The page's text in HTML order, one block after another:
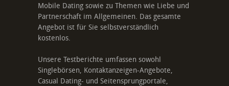
Mobile Dating sowie zu Themen wie Liebe und
Partnerschaft im Allgemeinen. Das gesamte
Angebot ist für Sie selbstverständlich
kostenlos.
Unsere Testberichte umfassen sowohl
Singlebörsen, Kontaktanzeigen-Angebote,
Casual Dating- und Seitensprungportale,